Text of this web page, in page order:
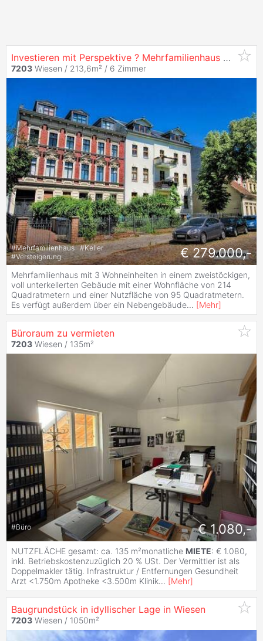
Investieren mit Perspektive ? Mehrfamilienhaus aus der Gründerzeit
7203 Wiesen / 213,6m² / 6 Zimmer
#Mehrfamilienhaus #Keller
#Versteigerung € 279.000,-
Mehrfamilienhaus mit 3 Wohneinheiten in einem zweistöckigen,
voll unterkellerten Gebäude mit einer Wohnfläche von 214
Quadratmetern und einer Nutzfläche von 95 Quadratmetern.
Es verfügt außerdem über ein Nebengebäude... [Mehr]
Büroraum zu vermieten
7203 Wiesen / 135m²
#Büro € 1.080,-
NUTZFLÄCHE gesamt: ca. 135 m²monatliche MIETE: € 1.080,
inkl. Betriebskostenzuzüglich 20 % USt. Der Vermittler ist als
Doppelmakler tätig. Infrastruktur / Entfernungen Gesundheit
Arzt <1.750m Apotheke <3.500m Klinik... [Mehr]
Baugrundstück in idyllischer Lage in Wiesen
7203 Wiesen / 1050m²